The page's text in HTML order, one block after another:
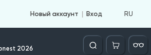
Новый аккаунт Вход RU
2026
Căutare